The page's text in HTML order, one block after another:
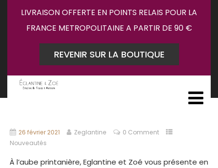
LIVRAISON OFFERTE EN POINTS RELAIS POUR LA
FRANCE METROPOLITAINE A PARTIR DE 90 €
REVENIR SUR LA BOUTIQUE
26 février 2021 Zeglantine
0 Comment
Nouveautés
À l’aube printanière, Eglantine et Zoé vous présente en